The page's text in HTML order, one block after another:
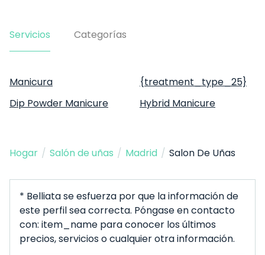
Servicios Categorías
Manicura
{treatment_type_25}
Dip Powder Manicure
Hybrid Manicure
Hogar / Salón de uñas / Madrid / Salon De Uñas
* Belliata se esfuerza por que la información de
este perfil sea correcta. Póngase en contacto
con: item_name para conocer los últimos
precios, servicios o cualquier otra información.